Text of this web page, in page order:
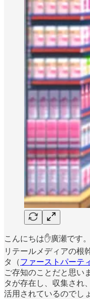
こんにちは✋廣瀬です
リテールメディアの根
タ（ファーストパーテ
ご存知のことだと思い
タが存在し、収集され
活用されているのでし